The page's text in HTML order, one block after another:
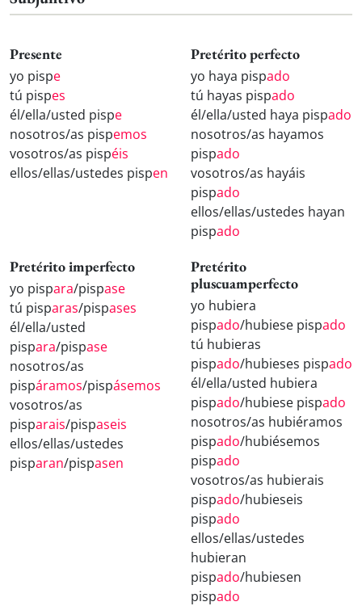
Presente
yo pispe
tú pispes
él/ella/usted pispe
nosotros/as pispemos
vosotros/as pispéis
ellos/ellas/ustedes pispen
Pretérito perfecto
yo haya pispado
tú hayas pispado
él/ella/usted haya pispado
nosotros/as hayamos
pispado
vosotros/as hayáis
pispado
ellos/ellas/ustedes hayan
pispado
Pretérito imperfecto
yo pispara/pispase
tú pisparas/pispases
él/ella/usted
pispara/pispase
nosotros/as
pispáramos/pispásemos
vosotros/as
pisparais/pispaseis
ellos/ellas/ustedes
pisparan/pispasen
Pretérito
pluscuamperfecto
yo hubiera
pispado/hubiese pispado
tú hubieras
pispado/hubieses pispado
él/ella/usted hubiera
pispado/hubiese pispado
nosotros/as hubiéramos
pispado/hubiésemos
pispado
vosotros/as hubierais
pispado/hubieseis
pispado
ellos/ellas/ustedes
hubieran
pispado/hubiesen
pispado